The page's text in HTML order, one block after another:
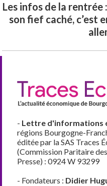
Les infos de la rentrée
son fief caché, c’est
- Lettre d'informations
régions Bourgogne-
éditée par la SAS Traces
(Commission Paritaire
Presse) : 0924 W 93299
- Fondateurs : Didier